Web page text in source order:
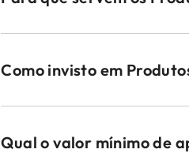
Como invisto em
Qual o valor mínimo de